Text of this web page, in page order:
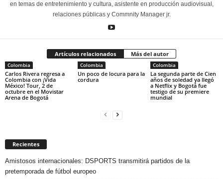
en temas de entretenimiento y cultura, asistente en producción audiovisual,
relaciones públicas y Commnity Manager jr.
Artículos relacionados Más del autor
Colombia
Carlos Rivera regresa a
Colombia con ¡Vida
México! Tour, 2 de
octubre en el Movistar
Arena de Bogotá
Colombia
Un poco de locura para la
cordura
Colombia
La segunda parte de Cien
años de soledad ya llegó
a Netflix y Bogotá fue
testigo de su premiere
mundial
Recientes
Amistosos internacionales: DSPORTS transmitirá partidos de la
pretemporada de fútbol europeo